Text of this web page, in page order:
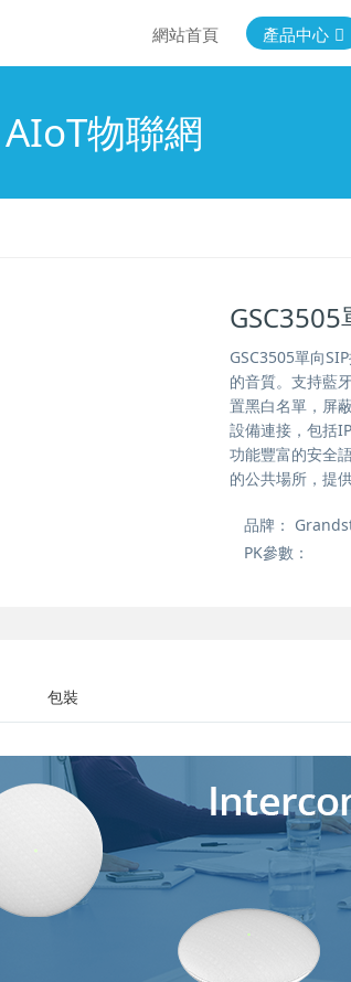
網站首頁 產品中心
AIoT物聯網
GSC3505單向
的音質。支持藍
置黑白名單，屏
設備連接，包括
功能豐富的安全
的公共場所，提
品牌：
PK參數：
包裝